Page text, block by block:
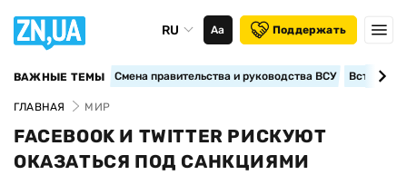
RU Аа Поддержать
ВАЖНЫЕ ТЕМЫ Смена правительства и руководства ВСУ
ГЛАВНАЯ МИР
FACEBOOK И TWITTER РИСКУЮТ
ОКАЗАТЬСЯ ПОД САНКЦИЯМИ